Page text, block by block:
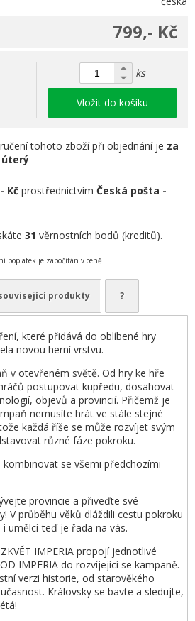
799,- Kč
ks
Vložit do košíku
tohoto zboží při objednání je za
úterý
Kč prostřednictvím Česká pošta -
31 věrnostních bodů (kreditů).
poplatek je započítán v ceně
produkty ?
které přidává do oblíbené hry
novou herní vrstvu.
v otevřeném světě. Od hry ke hře
postupovat kupředu, dosahovat
objevů a provincií. Přičemž je
nemusíte hrát ve stále stejné
každá říše se může rozvíjet svým
různé fáze pokroku.
se všemi předchozími
provincie a přiveďte své
V průběhu věků dláždili cestu pokroku
umělci-teď je řada na vás.
IMPERIA propojí jednotlivé
IMPERIA do rozvíjející se kampaně.
verzi historie, od starověkého
Královsky se bavte a sledujte,